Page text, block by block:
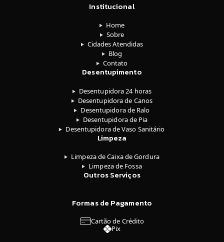
Institucional
Home
Sobre
Cidades Atendidas
Blog
Contato
Desentupimento
Desentupidora 24 horas
Desentupidora de Canos
Desentupidora de Ralo
Desentupidora de Pia
Desentupidora de Vaso Sanitário
Limpeza
Limpeza de Caixa de Gordura
Limpeza de Fossa
Outros Serviços
Formas de Pagamento
Cartão de Crédito
Pix